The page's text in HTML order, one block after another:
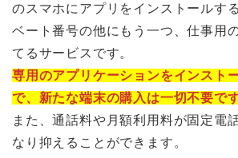
のスマホにアプリをインストールす
ベート番号の他にもう一つ、仕事用
てるサービスです。
専用のアプリケーションをインスト
で、新たな端末の購入は一切不要です
また、通話料や月額利用料が固定電
なり抑えることができます。